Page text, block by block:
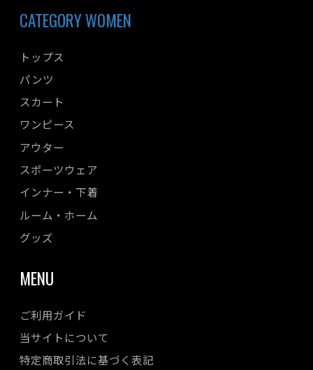
CATEGORY WOMEN
トップス
パンツ
スカート
ワンピース
アウター
スポーツウェア
インナー・下着
ルーム・ホーム
グッズ
MENU
ご利用ガイド
当サイトについて
特定商取引法に基づく表記